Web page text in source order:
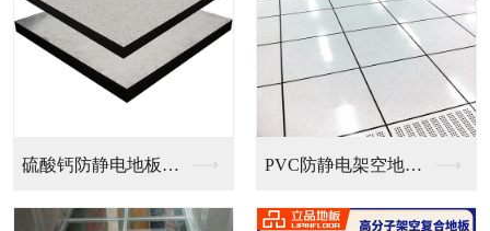
全钢无边防静电地板